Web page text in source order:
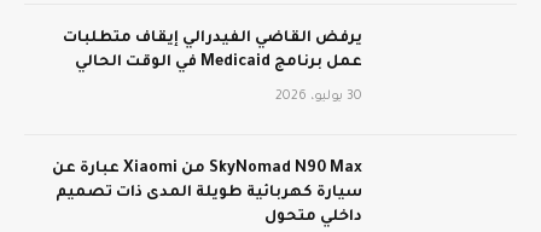
يرفض القاضي الفيدرالي إيقاف متطلبات
عمل برنامج Medicaid في الوقت الحالي
30 يوليو، 2026
SkyNomad N90 Max من Xiaomi عبارة عن
سيارة كهربائية طويلة المدى ذات تصميم
داخلي متحول